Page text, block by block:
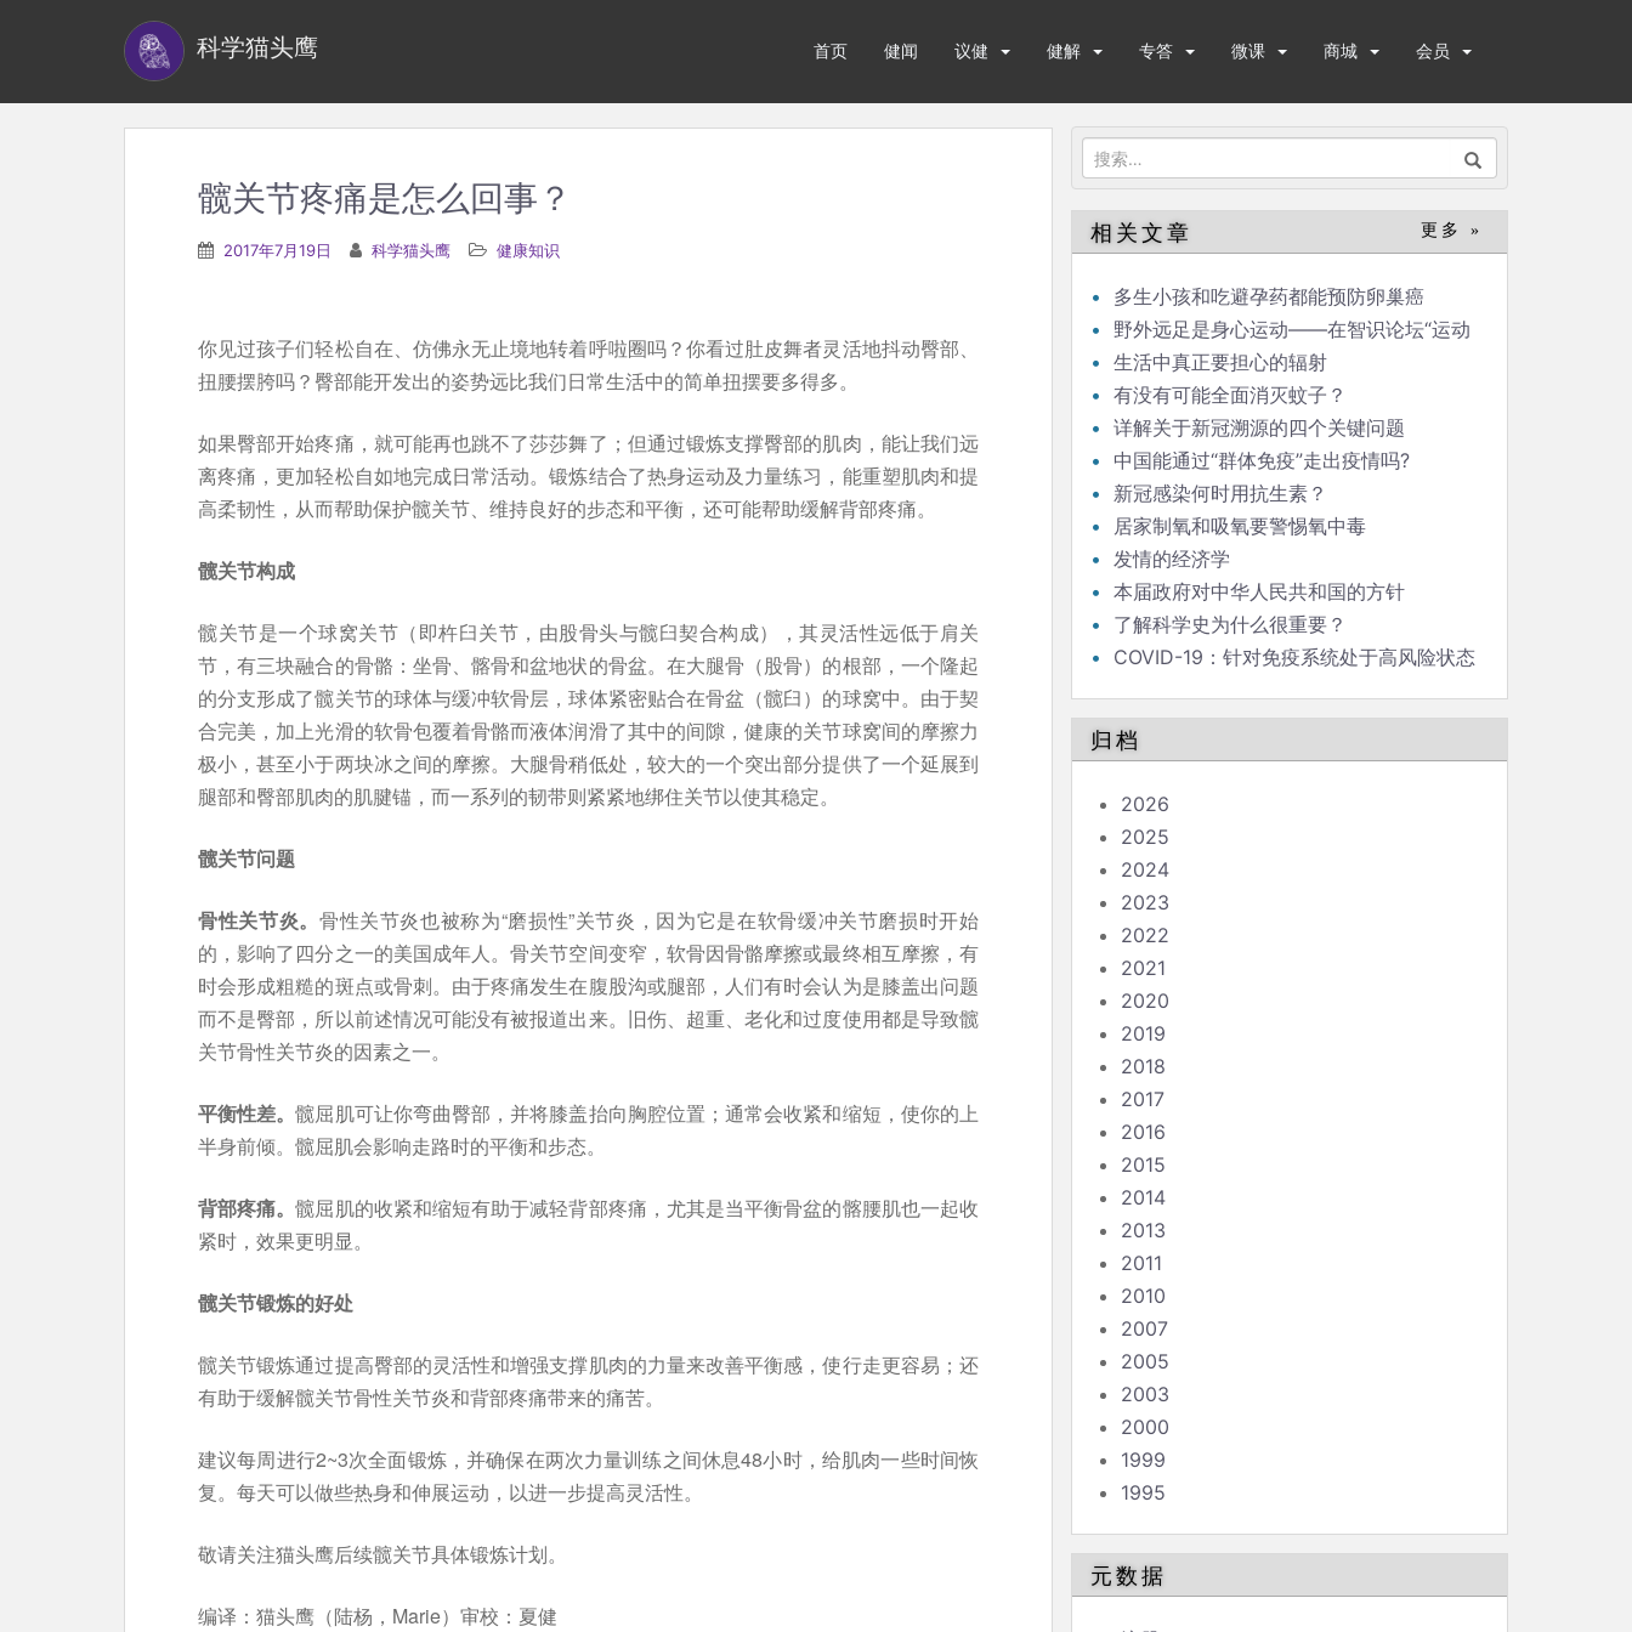
科学猫头鹰 首页 健闻 议健 健解 专答 微课 商城 会员
搜
索：
髋关节疼痛是怎么回事？
2017年7月19日 科学猫头鹰 健康知识
你见过孩子们轻松自在、仿佛永无止境地转着呼啦圈吗？你看过肚皮舞者灵活地抖动臀部、
扭腰摆胯吗？臀部能开发出的姿势远比我们日常生活中的简单扭摆要多得多。
如果臀部开始疼痛，就可能再也跳不了莎莎舞了；但通过锻炼支撑臀部的肌肉，能让我们远
离疼痛，更加轻松自如地完成日常活动。锻炼结合了热身运动及力量练习，能重塑肌肉和提
高柔韧性，从而帮助保护髋关节、维持良好的步态和平衡，还可能帮助缓解背部疼痛。
髋关节构成
髋关节是一个球窝关节（即杵臼关节，由股骨头与髋臼契合构成），其灵活性远低于肩关
节，有三块融合的骨骼：坐骨、髂骨和盆地状的骨盆。在大腿骨（股骨）的根部，一个隆起
的分支形成了髋关节的球体与缓冲软骨层，球体紧密贴合在骨盆（髋臼）的球窝中。由于契
合完美，加上光滑的软骨包覆着骨骼而液体润滑了其中的间隙，健康的关节球窝间的摩擦力
极小，甚至小于两块冰之间的摩擦。大腿骨稍低处，较大的一个突出部分提供了一个延展到
腿部和臀部肌肉的肌腱锚，而一系列的韧带则紧紧地绑住关节以使其稳定。
髋关节问题
骨性关节炎。 骨性关节炎也被称为“磨损性”关节炎，因为它是在软骨缓冲关节磨损时开始
的，影响了四分之一的美国成年人。骨关节空间变窄，软骨因骨骼摩擦或最终相互摩擦，有
时会形成粗糙的斑点或骨刺。由于疼痛发生在腹股沟或腿部，人们有时会认为是膝盖出问题
而不是臀部，所以前述情况可能没有被报道出来。旧伤、超重、老化和过度使用都是导致髋
关节骨性关节炎的因素之一。
平衡性差。髋屈肌可让你弯曲臀部，并将膝盖抬向胸腔位置；通常会收紧和缩短，使你的上
半身前倾。髋屈肌会影响走路时的平衡和步态。
背部疼痛。髋屈肌的收紧和缩短有助于减轻背部疼痛，尤其是当平衡骨盆的髂腰肌也一起收
紧时，效果更明显。
髋关节锻炼的好处
髋关节锻炼通过提高臀部的灵活性和增强支撑肌肉的力量来改善平衡感，使行走更容易；还
有助于缓解髋关节骨性关节炎和背部疼痛带来的痛苦。
建议每周进行2~3次全面锻炼，并确保在两次力量训练之间休息48小时，给肌肉一些时间恢
复。每天可以做些热身和伸展运动，以进一步提高灵活性。
敬请关注猫头鹰后续髋关节具体锻炼计划。
编译：猫头鹰（陆杨，Marie）审校：夏健
相关文章 更多 »
多生小孩和吃避孕药都能预防卵巢癌
野外远足是身心运动——在智识论坛“运动
与健康”的发言
生活中真正要担心的辐射
有没有可能全面消灭蚊子？
详解关于新冠溯源的四个关键问题
中国能通过“群体免疫”走出疫情吗?
新冠感染何时用抗生素？
居家制氧和吸氧要警惕氧中毒
发情的经济学
本届政府对中华人民共和国的方针
了解科学史为什么很重要？
COVID-19：针对免疫系统处于高风险状态
归档
2026
2025
2024
2023
2022
2021
2020
2019
2018
2017
2016
2015
2014
2013
2011
2010
2007
2005
2003
2000
1999
1995
元数据